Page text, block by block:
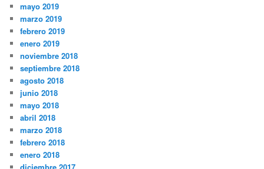
mayo 2019
marzo 2019
febrero 2019
enero 2019
noviembre 2018
septiembre 2018
agosto 2018
junio 2018
mayo 2018
abril 2018
marzo 2018
febrero 2018
enero 2018